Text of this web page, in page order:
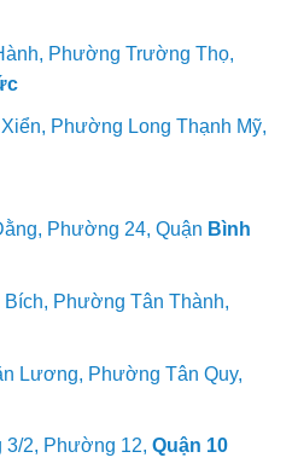
Phường Trường Thọ,
Phường Long Thạnh Mỹ,
Phường 24, Quận Bình
Bích, Phường Tân Thành,
Lương, Phường Tân Quy,
2, Phường 12, Quận 10